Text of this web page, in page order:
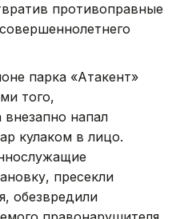
противоправные
парка «Атакент»
того,
напал
кулаком в лицо.
пресекли
обезвредили